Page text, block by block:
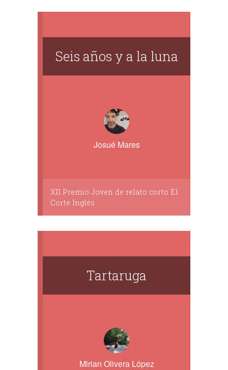
Seis años y a la luna
Josué Mares
XII Premio Joven de relato corto El
Corte Inglés
Tartaruga
Mirian Olivera López